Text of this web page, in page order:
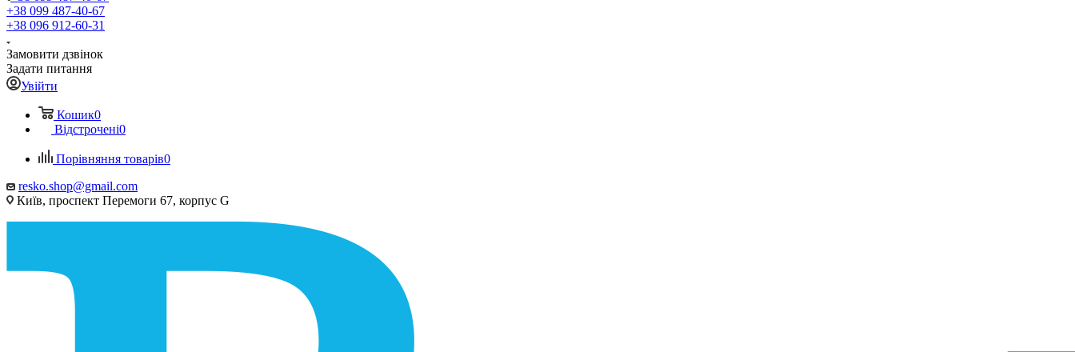
+38 099 487-40-67
+38 096 912-60-31
Замовити дзвінок
Задати питання
Увійти
Кошик0
Відстрочені0
Порівняння товарів0
resko.shop@gmail.com
Київ, проспект Перемоги 67, корпус G